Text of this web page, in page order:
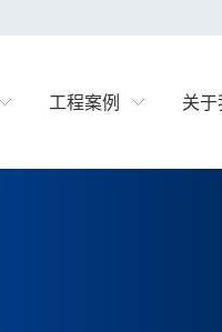
工程案例 关于